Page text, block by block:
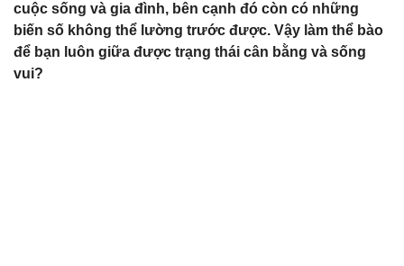
cuộc sống và gia đình, bên cạnh đó còn có những
biến số không thể lường trước được. Vậy làm thể bào
để bạn luôn giữa được trạng thái cân bằng và sống
vui?